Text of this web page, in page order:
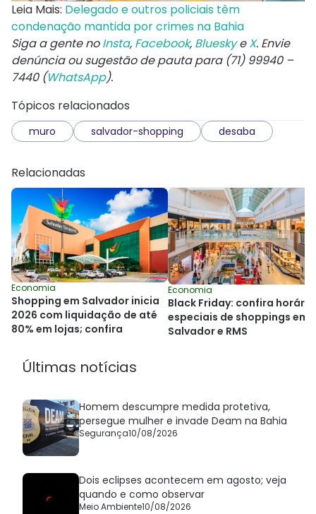
Leia Mais: Delegado e outros policiais têm
condenação mantida por crimes na Bahia
Siga a gente noInsta, Facebook, BlueskyeX. Envie
denúncia ou sugestão de pauta para (71) 99940 –
7440 (WhatsApp).
Tópicos relacionados
muro salvador-shopping desaba
Relacionadas
Economia
Shopping em Salvador inicia
2026 com liquidação de até
80% em lojas; confira
Economia
Black Friday: confira
especiais de shoppings em
Salvador e RMS
Últimas notícias
Homem descumpre medida protetiva,
persegue mulher e invade Deam na Bahia
Segurança10/08/2026
Dois eclipses acontecem em agosto; veja
quando e como observar
Meio Ambiente10/08/2026